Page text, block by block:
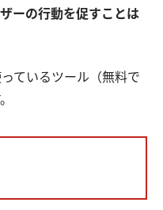
ーの行動を促すことは
ているツール（無料で